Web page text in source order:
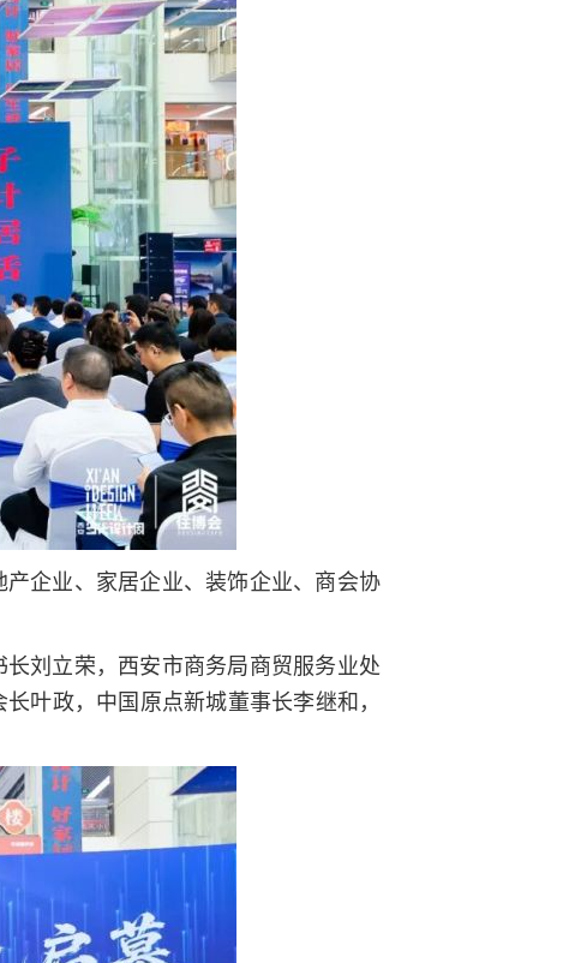
企业、家居企业、装饰企业、商会协
刘立荣，西安市商务局商贸服务业处
叶政，中国原点新城董事长李继和，